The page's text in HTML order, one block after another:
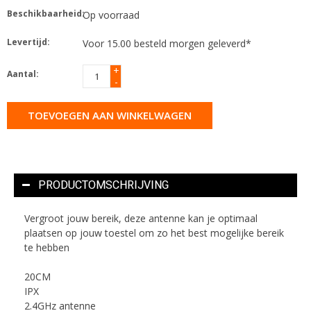
Beschikbaarheid:Op voorraad
Levertijd: Voor 15.00 besteld morgen geleverd*
Aantal:
+
-
TOEVOEGEN AAN WINKELWAGEN
PRODUCTOMSCHRIJVING
Vergroot jouw bereik, deze antenne kan je optimaal
plaatsen op jouw toestel om zo het best mogelijke bereik
te hebben
20CM
IPX
2.4GHz antenne